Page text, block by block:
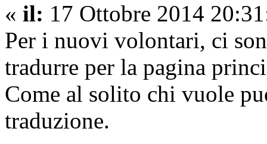
« il: 17 Ottobre 2014
Per i nuovi volontari, ci
tradurre per la pagina
Come al solito chi vuole
traduzione.